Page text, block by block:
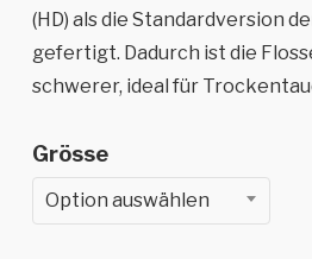
(HD) als die Standardversion
gefertigt. Dadurch ist die
schwerer, ideal für
Grösse
Option auswählen